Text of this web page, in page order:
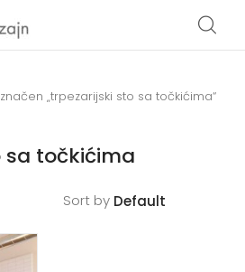
„trpezarijski sto sa točkićima“
sa točkićima
Sort by